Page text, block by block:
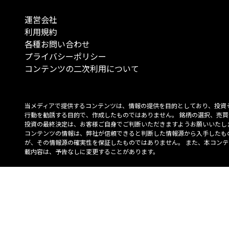
運営会社
利用規約
各種お問い合わせ
プライバシーポリシー
コンテンツの二次利用について
当メディアで提供するコンテンツは、情報の提供を目的としており、投資
行動を勧誘する目的で、作成したものではありません。 銘柄の選択、売
投資の最終決定は、お客様ご自身でご判断いただきますようお願いいたし
コンテンツの情報は、弊社が信頼できると判断した情報源から入手したも
が、その情報源の確実性を保証したものではありません。 また、本コン
載内容は、予告なしに変更することがあります。